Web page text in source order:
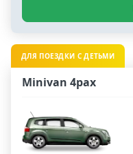
ДЛЯ ПОЕЗДКИ С ДЕТЬМИ
Minivan 4pax